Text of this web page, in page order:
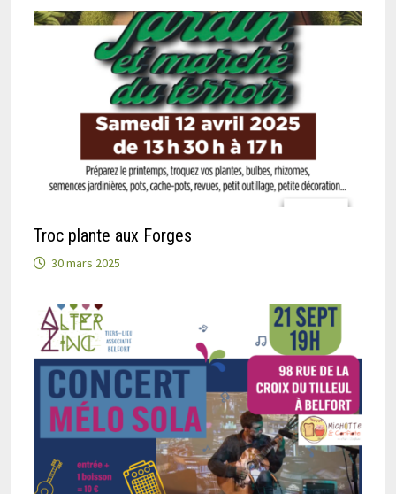
Troc plante aux Forges
30 mars 2025